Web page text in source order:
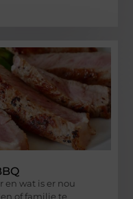
en wat is er nou
of familie te